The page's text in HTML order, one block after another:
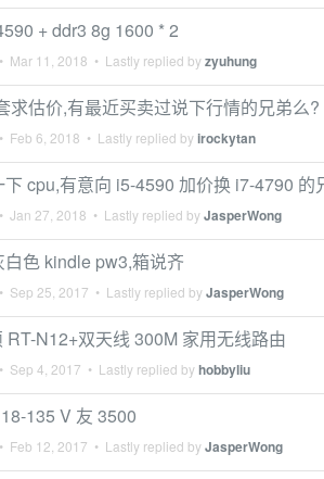
+ ddr3 8g 1600 * 2
• Mar 11, 2018 • Lastly replied byzyuhung
求估价,有最近买卖过说下行情的兄弟么?
• Feb 6, 2018 • Lastly replied byirockytan
cpu,有意向 i5-4590 加价换 i7-4790 的
• Jan 27, 2018 • Lastly replied byJasperWong
色 kindle pw3,箱说齐
• Sep 25, 2017 • Lastly replied byJasperWong
RT-N12+双天线 300M 家用无线路由
• Sep 4, 2017 • Lastly replied byhobbyliu
135 V 友 3500
• Feb 12, 2017 • Lastly replied byJasperWong